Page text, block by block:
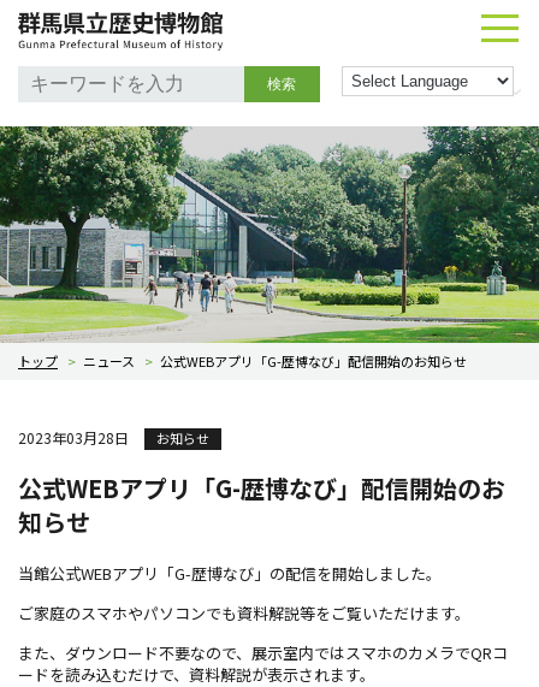
検索
トップ > ニュース > 公式WEBアプリ「G-歴博なび」配信開始のお知らせ
2023年03月28日 お知らせ
公式WEBアプリ「G-歴博なび」配信開始のお
知らせ
当館公式WEBアプリ「G-歴博なび」の配信を開始しました。
ご家庭のスマホやパソコンでも資料解説等をご覧いただけます。
また、ダウンロード不要なので、展示室内ではスマホのカメラでQRコ
ードを読み込むだけで、資料解説が表示されます。